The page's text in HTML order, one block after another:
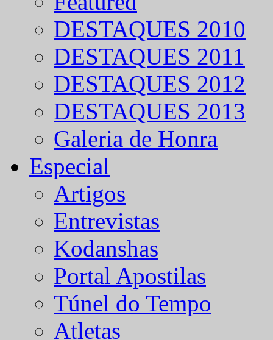
DESTAQUES 2010
DESTAQUES 2011
DESTAQUES 2012
DESTAQUES 2013
Galeria de Honra
Especial
Artigos
Entrevistas
Kodanshas
Portal Apostilas
Túnel do Tempo
Atletas